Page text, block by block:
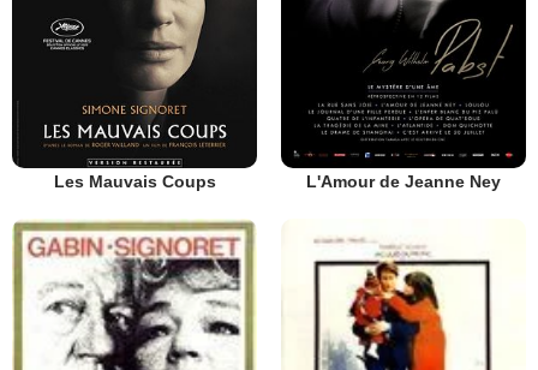
Les Mauvais Coups L'Amour de Jeanne Ney